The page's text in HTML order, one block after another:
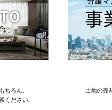
ちろん、
ください。
土地の売